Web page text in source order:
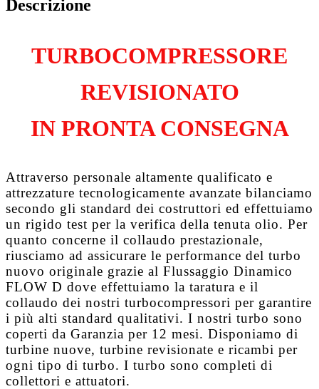
Descrizione
TURBOCOMPRESSORE
REVISIONATO
IN PRONTA CONSEGNA
Attraverso personale altamente qualificato e
attrezzature tecnologicamente avanzate bilanciamo
secondo gli standard dei costruttori ed effettuiamo
un rigido test per la verifica della tenuta olio. Per
quanto concerne il collaudo prestazionale,
riusciamo ad assicurare le performance del turbo
nuovo originale grazie al Flussaggio Dinamico
FLOW D dove effettuiamo la taratura e il
collaudo dei nostri turbocompressori per garantire
i più alti standard qualitativi. I nostri turbo sono
coperti da Garanzia per 12 mesi. Disponiamo di
turbine nuove, turbine revisionate e ricambi per
ogni tipo di turbo. I turbo sono completi di
collettori e attuatori.